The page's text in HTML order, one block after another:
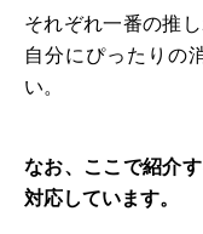
それぞれ一番の推
自分にぴったりの
い。
なお、ここで紹介
対応しています。